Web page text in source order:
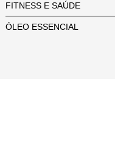
FITNESS E SAÚDE
ÓLEO ESSENCIAL